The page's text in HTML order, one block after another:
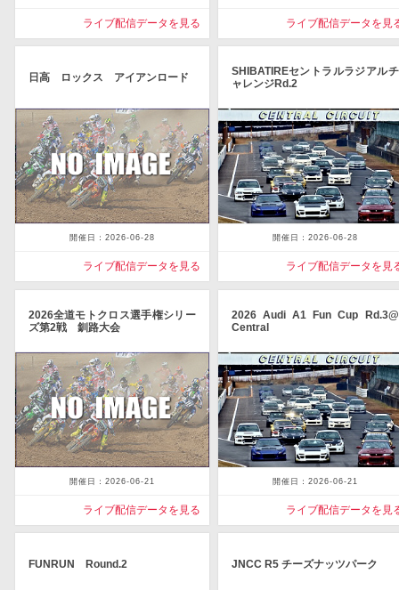
ライブ配信データを見る ライブ配信データを見
日高 ロックス アイアンロード
開催日：2026-06-28
ライブ配信データを見る
SHIBATIREセントラルラジアルチ
ャレンジRd.2
開催日：2026-06-28
ライブ配信データを見
2026全道モトクロス選手権シリー
ズ第2戦 釧路大会
開催日：2026-06-21
ライブ配信データを見る
2026 Audi A1 Fun Cup Rd.3@
Central
開催日：2026-06-21
ライブ配信データを見
FUNRUN Round.2 JNCC R5 チーズナッツパーク